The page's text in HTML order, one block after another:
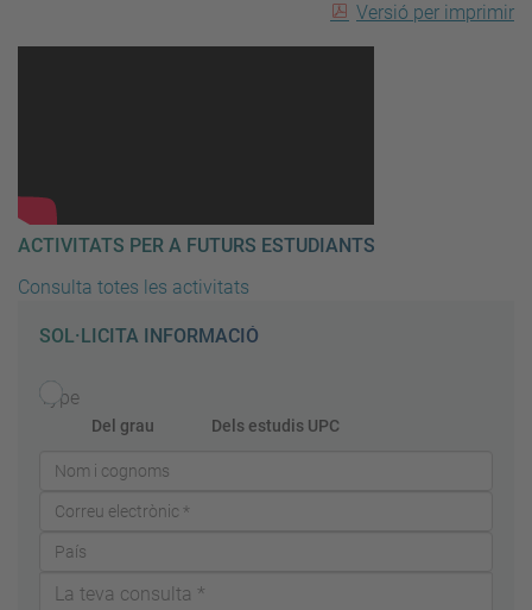
Versió per imprimir
ACTIVITATS PER A FUTURS ESTUDIANTS
Consulta totes les activitats
SOL·LICITA INFORMACIÓ
Type
Del grau Dels estudis UPC